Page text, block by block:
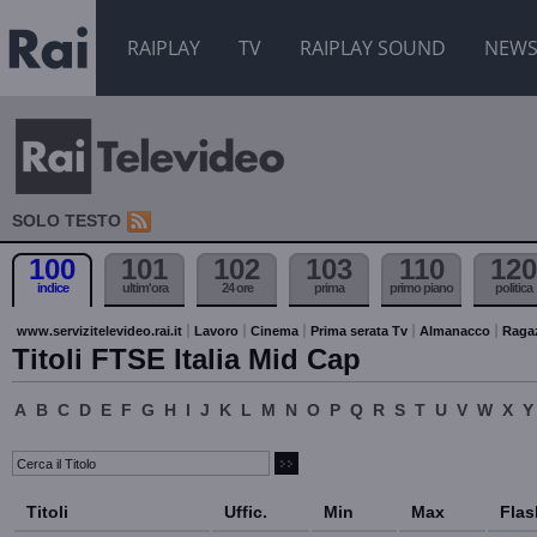
RAIPLAY TV RAIPLAY SOUND NEWS
SOLO TESTO
100
indice
101
ultim'ora
102
24 ore
103
prima
110
primo piano
120
politica
www.servizitelevideo.rai.it Lavoro Cinema Prima serata Tv Almanacco
Titoli FTSE Italia Mid Cap
A B C D E F G H I J K L M N O P Q R S T U V W X Y
Titoli Uffic. Min Max